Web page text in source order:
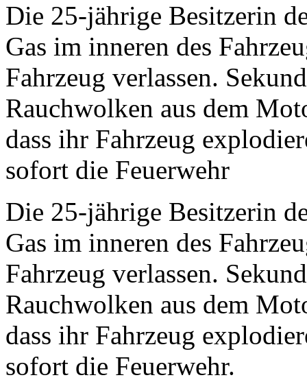
Die 25-jährige Besitzerin
Gas im inneren des
Fahrzeug verlassen.
Rauchwolken aus dem
dass ihr Fahrzeug
sofort die Feuerwehr
Die 25-jährige Besitzerin
Gas im inneren des
Fahrzeug verlassen.
Rauchwolken aus dem
dass ihr Fahrzeug
sofort die Feuerwehr.